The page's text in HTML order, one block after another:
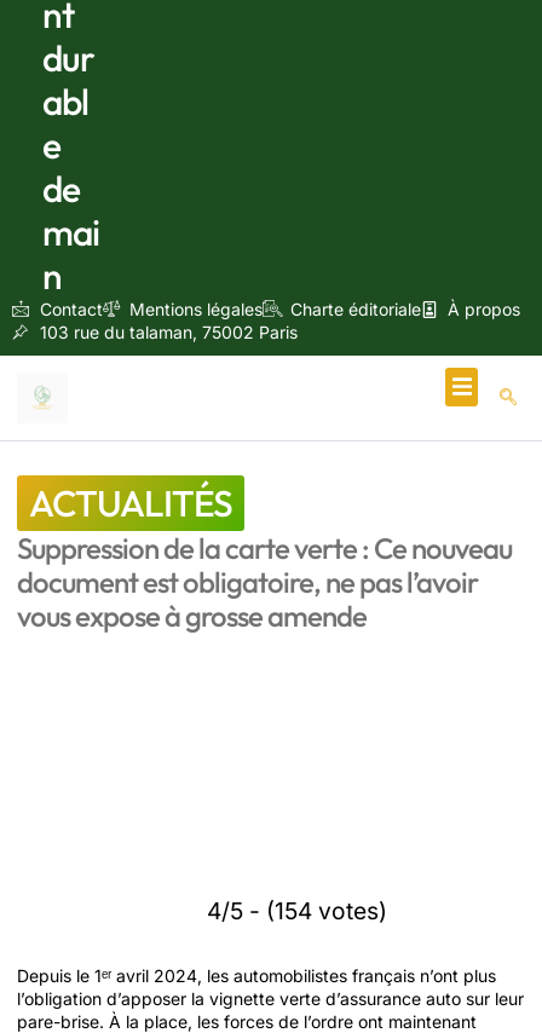
nt
dur
abl
e
de
mai
n
Contact Mentions légales Charte éditoriale
À propos
103 rue du talaman, 75002 Paris
ACTUALITÉS
Suppression de la carte verte : Ce nouveau
document est obligatoire, ne pas l’avoir
vous expose à grosse amende
4/5 - (154 votes)
Depuis le 1ᵉʳ avril 2024, les automobilistes français n’ont plus
l’obligation d’apposer la vignette verte d’assurance auto sur leur
pare-brise. À la place, les forces de l’ordre ont maintenant